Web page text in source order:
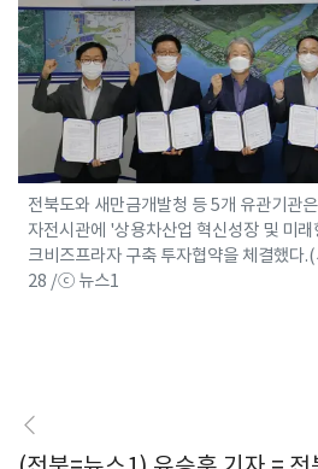
전북도와 새만금개발청 등 5개 유관기관
자전시관에 '상용차산업 혁신성장 및 미래
크비즈프라자 구축 투자협약을 체결했다
28 /ⓒ 뉴스1